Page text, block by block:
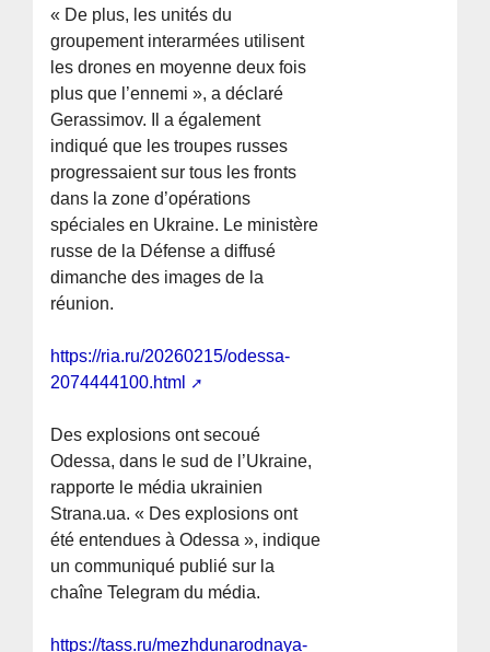
« De plus, les unités du
groupement interarmées utilisent
les drones en moyenne deux fois
plus que l’ennemi », a déclaré
Gerassimov. Il a également
indiqué que les troupes russes
progressaient sur tous les fronts
dans la zone d’opérations
spéciales en Ukraine. Le ministère
russe de la Défense a diffusé
dimanche des images de la
réunion.
https://ria.ru/20260215/odessa-
2074444100.html
Des explosions ont secoué
Odessa, dans le sud de l’Ukraine,
rapporte le média ukrainien
Strana.ua. « Des explosions ont
été entendues à Odessa », indique
un communiqué publié sur la
chaîne Telegram du média.
https://tass.ru/mezhdunarodnaya-